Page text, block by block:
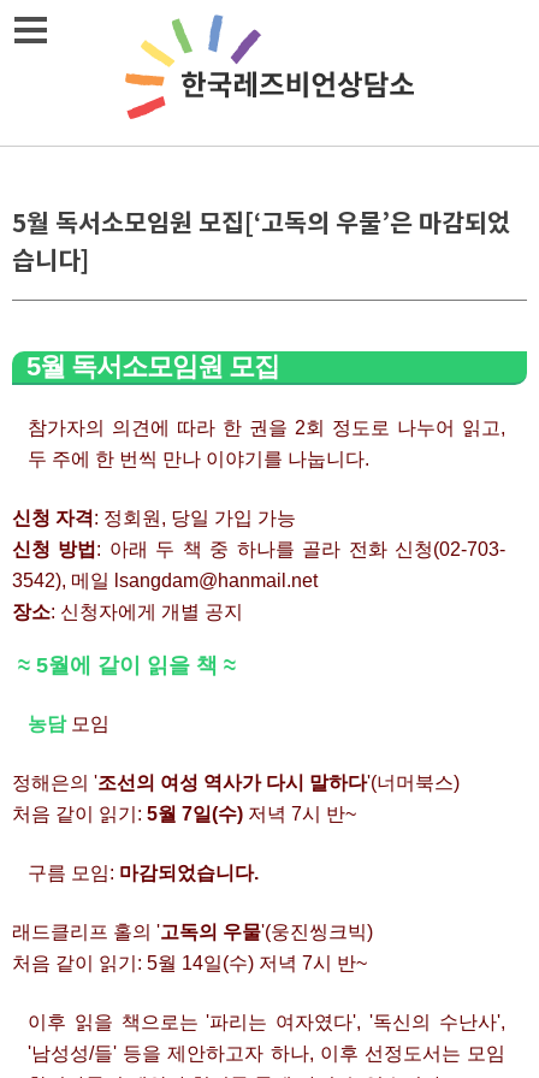
Skip
5월 독서소모임원 모집[‘고독의 우물’은 마감되었
습니다]
5월 독서소모임원 모집
참가자의 의견에 따라 한 권을 2회 정도로 나누어 읽고,
두 주에 한 번씩 만나 이야기를 나눕니다.
신청 자격: 정회원, 당일 가입 가능
신청 방법 : 아래 두 책 중 하나를 골라 전화 신청(02-703-
3542), 메일 lsangdam@hanmail.net
장소: 신청자에게 개별 공지
≈ 5월에 같이 읽을 책 ≈
농담모임
정해은의 '조선의 여성 역사가 다시 말하다'(너머북스)
처음 같이 읽기: 5월 7일(수) 저녁 7시 반~
구름 모임: 마감되었습니다.
래드클리프 홀의 '고독의 우물'(웅진씽크빅)
처음 같이 읽기: 5월 14일(수) 저녁 7시 반~
이후 읽을 책으로는 '파리는 여자였다', '독신의 수난사',
'남성성/들' 등을 제안하고자 하나, 이후 선정도서는 모임